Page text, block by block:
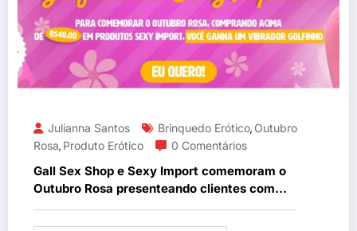
Julianna Santos Brinquedo Erótico, Outubro
Rosa, Produto Erótico 0 Comentários
Gall Sex Shop e Sexy Import comemoram o
Outubro Rosa presenteando clientes com
vibrador golfinho